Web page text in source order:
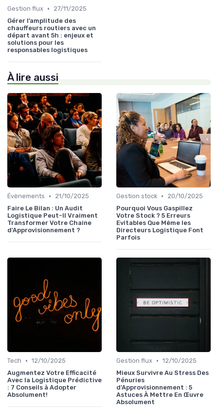
Gestion flux •
27/11/2025
Gérer l’amplitude des
chauffeurs routiers avec un
départ avant 5h : enjeux et
solutions pour les
responsables logistiques
À lire aussi
Évènements •
21/10/2025
Faire Le Bilan : Un Audit
Logistique Peut-Il Vraiment
Transformer Votre Chaine
d'Approvisionnement ?
Gestion stock •
20/10/2025
Pourquoi Vous Gaspillez
Votre Stock ? 5 Erreurs
Evitables Que Même les
Directeurs Logistique Font
Parfois
Tech • 12/10/2025
Augmentez Votre Efficacité
Avec la Logistique Prédictive
: 7 Conseils à Adopter
Absolument!
Gestion flux • 12/10/2025
Mieux Survivre Au Stress Des
Pénuries
d'Approvisionnement : 5
Astuces À Mettre En Œuvre
Absolument